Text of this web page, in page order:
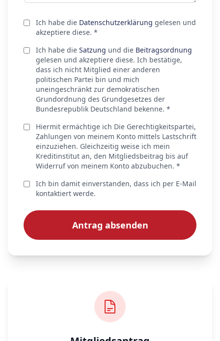
Ich habe die Datenschutzerklärung gelesen und
akzeptiere diese. *
Ich habe die Satzung und die Beitragsordnung
gelesen und akzeptiere diese. Ich bestätige,
dass ich nicht Mitglied einer anderen
politischen Partei bin und mich
uneingeschränkt zur demokratischen
Grundordnung des Grundgesetzes der
Bundesrepublik Deutschland bekenne. *
Hiermit ermächtige ich Die Gerechtigkeitspartei,
Zahlungen von meinem Konto mittels Lastschrift
einzuziehen. Gleichzeitig weise ich mein
Kreditinstitut an, den Mitgliedsbeitrag bis auf
Widerruf von meinem Konto abzubuchen. *
Ich bin damit einverstanden, dass ich per E-Mail
kontaktiert werde.
Antrag absenden